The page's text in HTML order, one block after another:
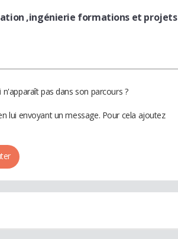
,ingénierie formations et projets
pas dans son parcours ?
lui envoyant un message. Pour cela ajoutez